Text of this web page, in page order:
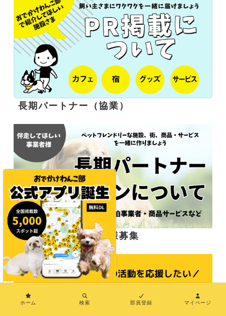
長期パートナー（協業）
応援サポーター企業様募集
ホーム 検索 部員登録 マイページ